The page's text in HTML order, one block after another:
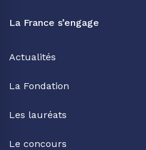
La France s’engage
Actualités
La Fondation
Les lauréats
Le concours